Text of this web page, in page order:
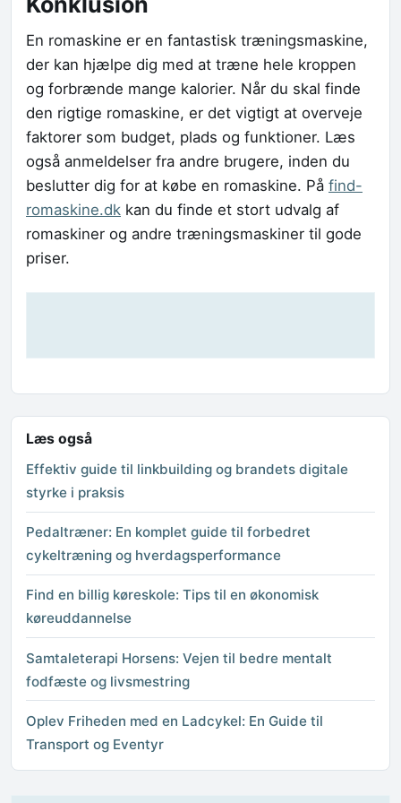
En romaskine er en fantastisk træningsmaskine,
der kan hjælpe dig med at træne hele kroppen
og forbrænde mange kalorier. Når du skal finde
den rigtige romaskine, er det vigtigt at overveje
faktorer som budget, plads og funktioner. Læs
også anmeldelser fra andre brugere, inden du
beslutter dig for at købe en romaskine. På find-
romaskine.dk kan du finde et stort udvalg af
romaskiner og andre træningsmaskiner til gode
priser.
Læs også
Effektiv guide til linkbuilding og brandets digitale
styrke i praksis
Pedaltræner: En komplet guide til forbedret
cykeltræning og hverdagsperformance
Find en billig køreskole: Tips til en økonomisk
køreuddannelse
Samtaleterapi Horsens: Vejen til bedre mentalt
fodfæste og livsmestring
Oplev Friheden med en Ladcykel: En Guide til
Transport og Eventyr